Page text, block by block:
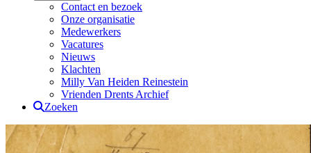
Contact en bezoek
Onze organisatie
Medewerkers
Vacatures
Nieuws
Klachten
Milly Van Heiden Reinestein
Vrienden Drents Archief
Zoeken
Drents Archief